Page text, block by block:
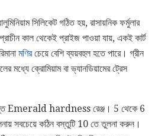
সিলিকেট গঠিত হয়, রাসায়নিক ফর্মুলার
কাল থেকেই প্রাইজ পাওয়া যায়, একই কার্ট
মণিরচেয়ে বেশি ব্যয়বহুল হতে পারে। গ্রীন
মধ্যে ক্রোমিয়াম বা ভ্যানডিয়ামের ট্রেস
Emerald hardness রেঞ্জ। 5 থেকে 6
সবচেয়ে কঠিন বস্তুটি 10 ​​তে তুলনা করুন।